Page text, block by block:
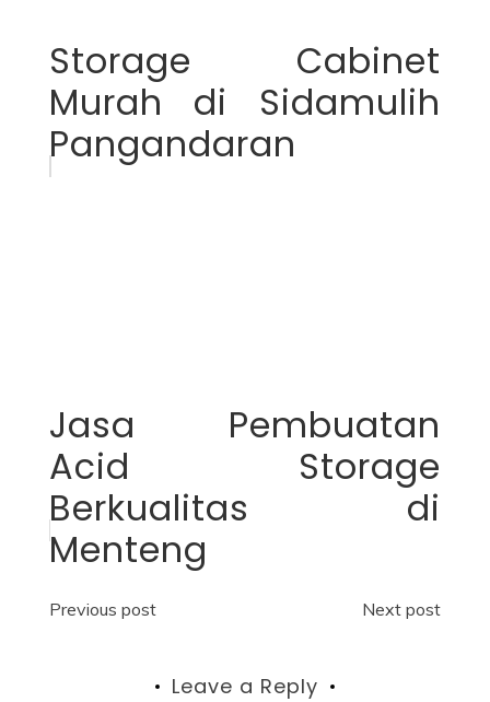
Storage Cabinet
Murah di Sidamulih
Pangandaran
Jasa Pembuatan
Acid Storage
Berkualitas di
Menteng
Post
Previous post Next post
Leave a Reply